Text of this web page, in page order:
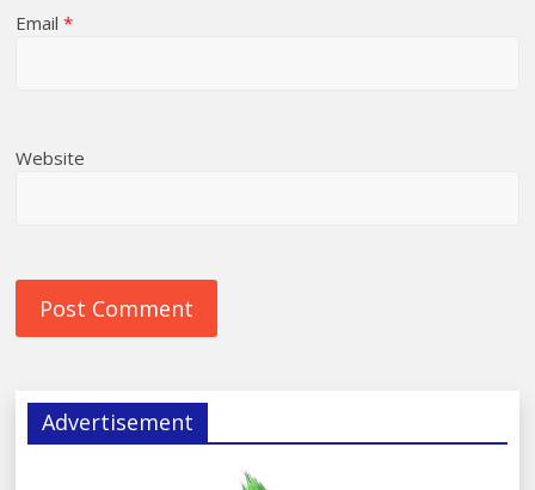
Email*
Website
Advertisement